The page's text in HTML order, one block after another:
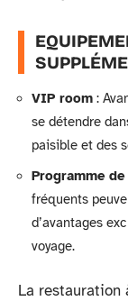
VIP room :
se détendre
paisible et des
Programme
fréquents
d’avantages
voyage.
La restauration